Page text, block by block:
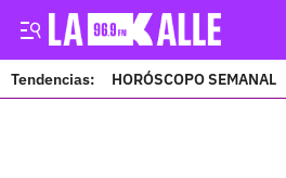
Tendencias: HORÓSCOPO SEMANAL